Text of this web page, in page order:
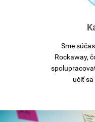
Sme
Rockaway,
učiť sa